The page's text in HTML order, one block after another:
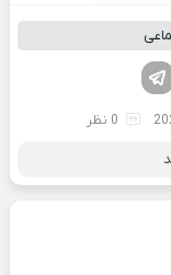
لینکدین
0 نظر